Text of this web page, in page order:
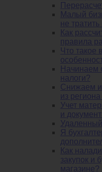
Малый
не
Как
правила
Что такое
Начинаем
налоги?
Снижаем
из
Учет
и
Я
Как
закупок и
магазине?